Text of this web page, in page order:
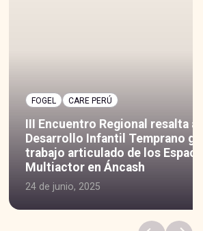
resalta avances en
Temprano gracias al
de los Espacios de Diálogo